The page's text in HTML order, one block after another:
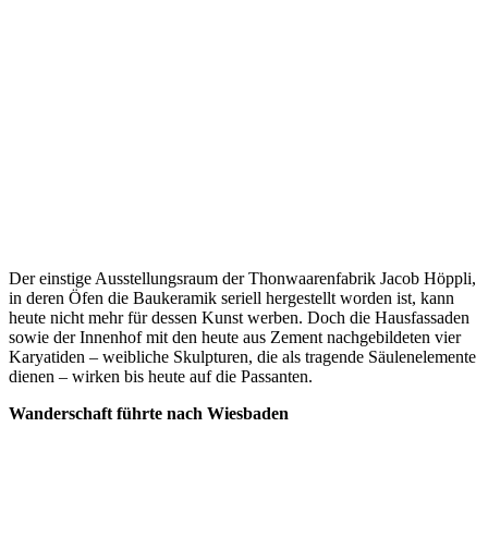
Der einstige Ausstellungsraum der Thonwaarenfabrik Jacob Höppli,
in deren Öfen die Baukeramik seriell hergestellt worden ist, kann
heute nicht mehr für dessen Kunst werben. Doch die Hausfassaden
sowie der Innenhof mit den heute aus Zement nachgebildeten vier
Karyatiden – weibliche Skulpturen, die als tragende Säulenelemente
dienen – wirken bis heute auf die Passanten.
Wanderschaft führte nach Wiesbaden